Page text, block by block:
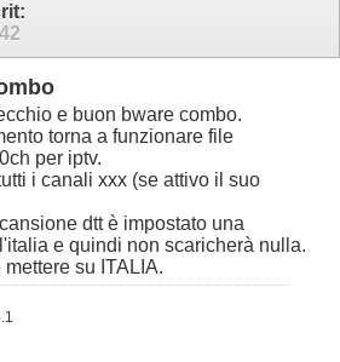
e buon bware combo.
torna a funzionare file
per iptv.
i canali xxx (se attivo il suo
dtt è impostato una
e quindi non scaricherà nulla.
su ITALIA.